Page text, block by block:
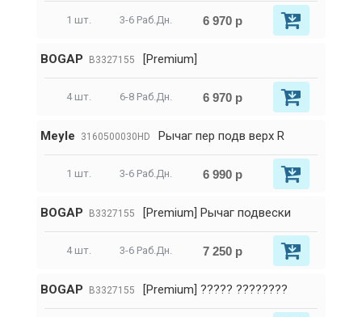
1 шт. 3-6 Раб.Дн. 6 970 р
BOGAP B3327155 [Premium]
4 шт. 6-8 Раб.Дн. 6 970 р
Meyle 3160500030HD Рычаг пер подв верх R
1 шт. 3-6 Раб.Дн. 6 990 р
BOGAP B3327155 [Premium] Рычаг подвески
4 шт. 3-6 Раб.Дн. 7 250 р
BOGAP B3327155 [Premium] ????? ????????